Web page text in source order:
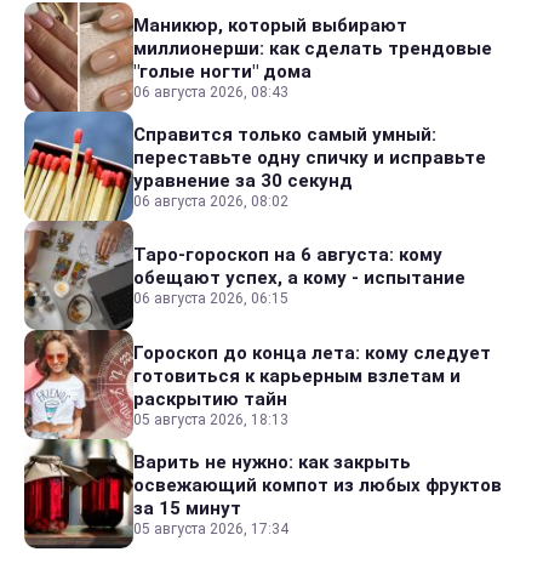
Маникюр, который выбирают
миллионерши: как сделать трендовые
"голые ногти" дома
06 августа 2026, 08:43
Справится только самый умный:
переставьте одну спичку и исправьте
уравнение за 30 секунд
06 августа 2026, 08:02
Таро-гороскоп на 6 августа: кому
обещают успех, а кому - испытание
06 августа 2026, 06:15
Гороскоп до конца лета: кому следует
готовиться к карьерным взлетам и
раскрытию тайн
05 августа 2026, 18:13
Варить не нужно: как закрыть
освежающий компот из любых фруктов
за 15 минут
05 августа 2026, 17:34